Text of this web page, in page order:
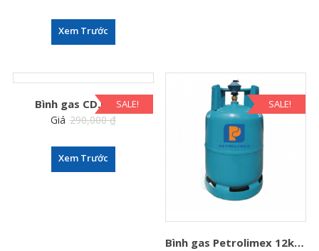
Xem Trước
SALE!
Bình gas CD.Petro
Giá 290,000₫
Xem Trước
SALE!
Bình gas Petrolimex 12kg van đứng